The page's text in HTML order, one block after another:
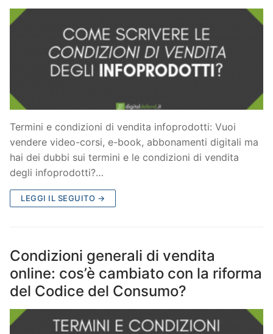
Termini e condizioni di vendita infoprodotti: Vuoi
vendere video-corsi, e-book, abbonamenti digitali ma
hai dei dubbi sui termini e le condizioni di vendita
degli infoprodotti?…
LEGGI IL SEGUITO →
Condizioni generali di vendita
online: cos’è cambiato con la riforma
del Codice del Consumo?